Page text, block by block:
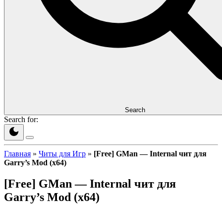
Search
Search for:
Главная » Читы для Игр » [Free] GMan — Internal чит для
Garry’s Mod (x64)
[Free] GMan — Internal чит для
Garry’s Mod (x64)